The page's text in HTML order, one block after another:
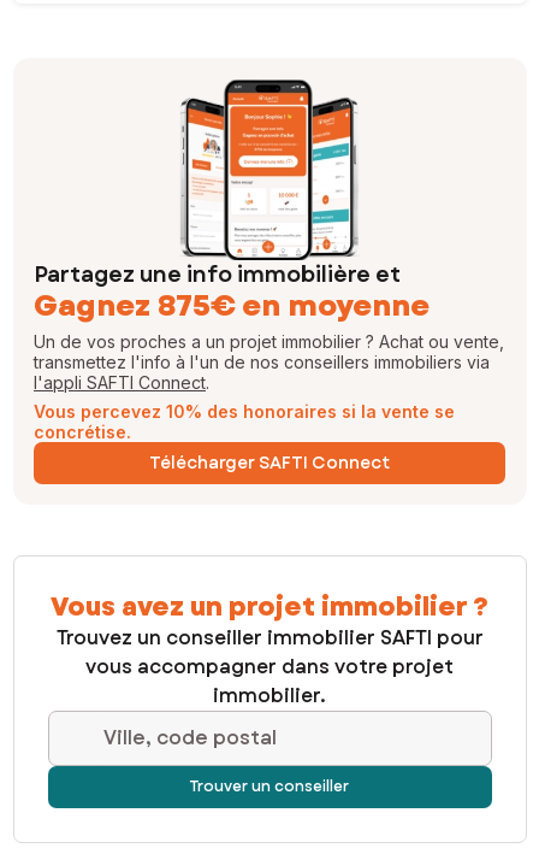
Partagez une info immobilière et
Gagnez 875€ en moyenne
Un de vos proches a un projet immobilier ? Achat ou vente,
transmettez l'info à l'un de nos conseillers immobiliers via
l'appli SAFTI Connect.
Vous percevez 10% des honoraires si la vente se
concrétise.
Télécharger SAFTI Connect
Vous avez un projet immobilier ?
Trouvez un conseiller immobilier SAFTI pour
vous accompagner dans votre projet
immobilier.
Ville, code postal
Trouver un conseiller